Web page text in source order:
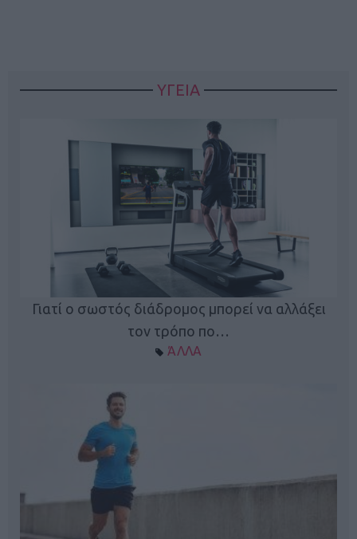
ΥΓΕΙΑ
Γιατί ο σωστός διάδρομος μπορεί να αλλάξει
τον τρόπο πο…
ΆΛΛΑ